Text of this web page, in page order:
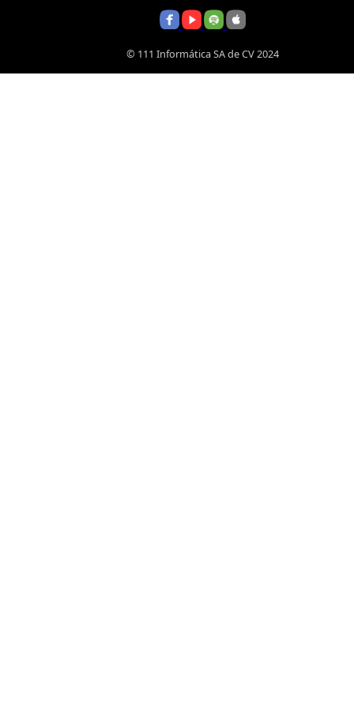
© 111 Informática SA de CV 2024